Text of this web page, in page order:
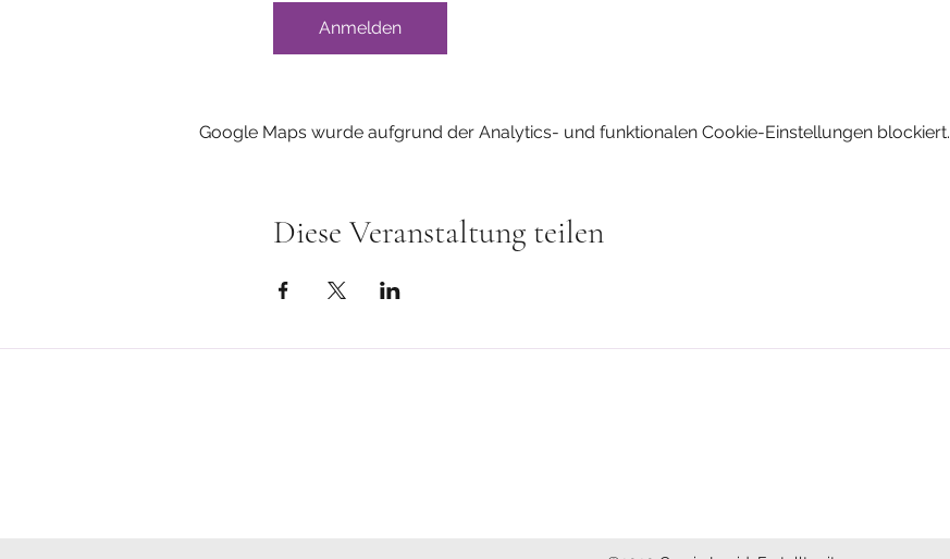
Anmelden
Google Maps wurde aufgrund der Analytics- und funktionalen Cookie-Einstellungen blockiert.
Diese Veranstaltung teilen